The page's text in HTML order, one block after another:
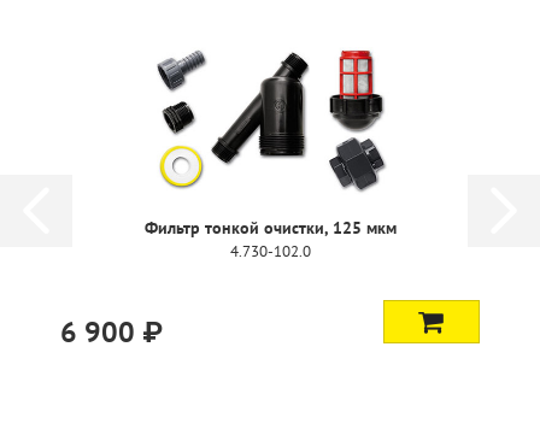
Вращающаяся моечная щетка TR, нейлон
4.113-004.0
13 600 ₽